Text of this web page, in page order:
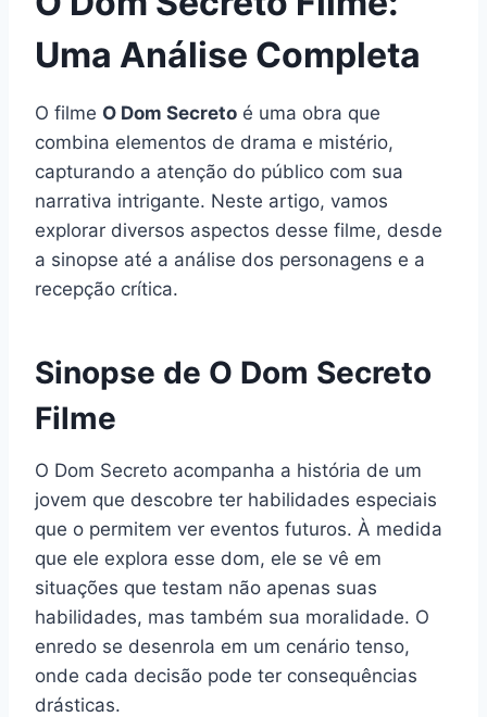
Uma Análise Completa
O filme O Dom Secreto é uma obra que
combina elementos de drama e mistério,
capturando a atenção do público com sua
narrativa intrigante. Neste artigo, vamos
explorar diversos aspectos desse filme, desde
a sinopse até a análise dos personagens e a
recepção crítica.
Sinopse de O Dom Secreto
Filme
O Dom Secreto acompanha a história de um
jovem que descobre ter habilidades especiais
que o permitem ver eventos futuros. À medida
que ele explora esse dom, ele se vê em
situações que testam não apenas suas
habilidades, mas também sua moralidade. O
enredo se desenrola em um cenário tenso,
onde cada decisão pode ter consequências
drásticas.